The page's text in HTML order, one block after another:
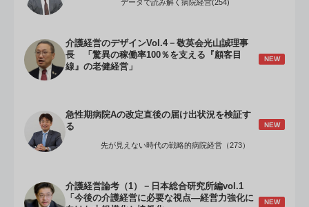
データで読み解く病院経営(254)
介護経営のデザインVol.4－敬英会光山誠理事
長 「驚異の稼働率100％を支える『顧客目
線』の老健経営」
NEW
急性期病院Aの改定直後の届け出状況を検証す
る
NEW
先が見えない時代の戦略的病院経営（273）
介護経営論考（1）－日本総合研究所編vol.1
「今後の介護経営に必要な視点―経営力強化に
NEW